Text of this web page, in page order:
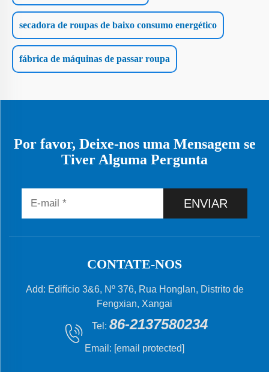
secadora de roupas de baixo consumo energético
fábrica de máquinas de passar roupa
Por favor, Deixe-nos uma Mensagem se
Tiver Alguma Pergunta
ENVIAR
CONTATE-NOS
Add: Edifício 3&6, Nº 376, Rua Honglan, Distrito de
Fengxian, Xangai
Tel: 86-2137580234
Email: [email protected]